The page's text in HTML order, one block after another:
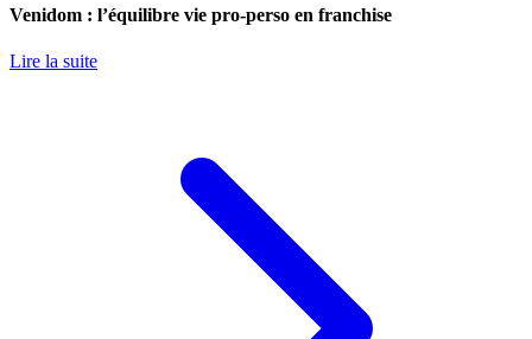
Venidom : l’équilibre vie pro-perso en franchise
Lire la suite